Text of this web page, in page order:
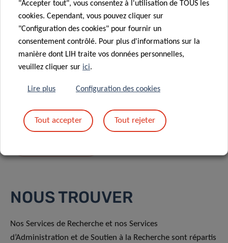
En envoyant votre message, vous acceptez
NOUS TROUVER
Nos Services de Recherche et nos Services
d’Administration et de Soutien à la Recherche sont répartis
"Accepter tout", vous consentez à l'utilisation de TOUS les
cookies. Cependant, vous pouvez cliquer sur
"Configuration des cookies" pour fournir un
consentement contrôlé. Pour plus d'informations sur la
manière dont LIH traite vos données personnelles,
veuillez cliquer sur ici.
Lire plus Configuration des cookies
Tout accepter Tout rejeter